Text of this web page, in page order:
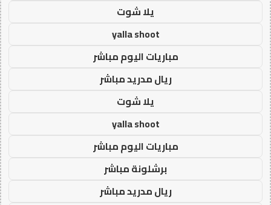
يلا شوت
yalla shoot
مباريات اليوم مباشر
ريال مدريد مباشر
يلا شوت
yalla shoot
مباريات اليوم مباشر
برشلونة مباشر
ريال مدريد مباشر